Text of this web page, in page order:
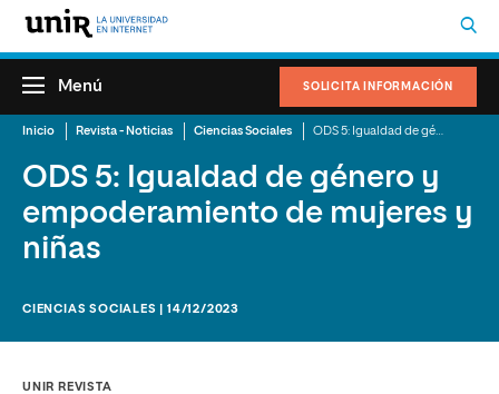
SOLICITA INFORMACIÓN
Menú
Inicio Revista - Noticias Ciencias Sociales
ODS 5: Igualdad de género y
empoderamiento de mujeres y
niñas
CIENCIAS SOCIALES | 14/12/2023
UNIR REVISTA